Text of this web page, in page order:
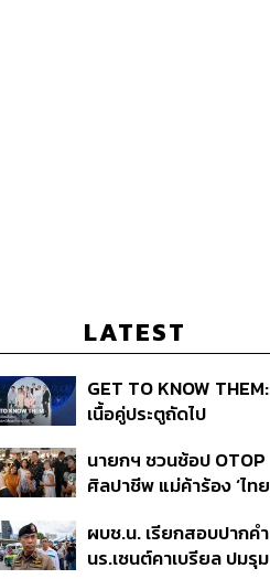
LATEST
GET TO KNOW THEM:
เนื้อคู่ประตูถัดไป
นายกฯ ชวนช้อป OTOP
ศิลปาชีพ แม่ค้าร้อง ‘ไทย
ถามมีต่อไหม นายกฯ ตอบ
‘เดี๋ยวจะพยายาม’
ผบช.น. เรียกสอบปากคำ
นร.เซนต์คาเบรียล ปมรุม